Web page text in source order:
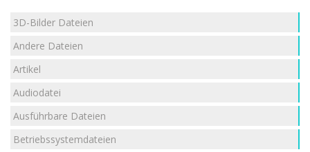
3D-Bilder Dateien
Andere Dateien
Artikel
Audiodatei
Ausführbare Dateien
Betriebssystemdateien